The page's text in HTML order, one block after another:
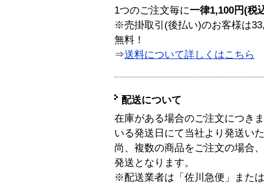
1つのご注文毎に一律1,100円(税
※売掛取引(後払い)のお客様は
無料！
⇒送料について詳しくはこちら
配送について
在庫がある場合のご注文につき
いる発送日にて当社より発送い
尚、複数の商品をご注文の場合
発送となります。
※配送業者は「佐川急便」また